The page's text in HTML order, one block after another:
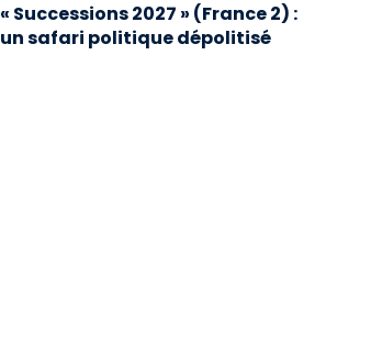
« Successions 2027 » (France 2) :
un safari politique dépolitisé